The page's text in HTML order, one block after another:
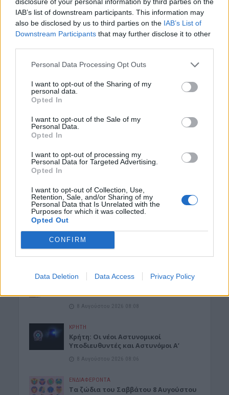
IAB’s list of downstream participants. This information may
also be disclosed by us to third parties on the IAB’s List of
Downstream Participants that may further disclose it to other
Personal Data Processing Opt Outs
I want to opt-out of the Sharing of my
personal data.
Opted In
I want to opt-out of the Sale of my
Personal Data.
Opted In
I want to opt-out of processing my
Personal Data for Targeted Advertising.
Opted In
I want to opt-out of Collection, Use,
Retention, Sale, and/or Sharing of my
Personal Data that Is Unrelated with the
Purposes for which it was collected.
Opted Out
CONFIRM
Data Deletion Data Access Privacy Policy
Kίσαμος: Κρητική βραδιά με τον Νίκο
Ζωιδάκη στα Τοπόλια
8 Αυγούστου 2026 08:25
Γωνιάς
Δεκαπενταύγουστου: Συνταγές με
γεύση καλοκαιριού
ΜΑΤΙΕΣ ΣΤΟ ΠΑΡΕΛΘΟΝ
και γιλέκο χειμώνα καλοκαίρι!
8 Αυγούστου 2026 08:14
Κρήτη: O καιρός του Σαββάτου 8
Αυγούστου
ΕΝΔΙΑΦΕΡΟΝΤΑ
να ανησυχήσουμε
8 Αυγούστου 2026 08:08
ΚΡΗΤΗ
Κρήτη: Οι νέοι Αστυνομικοί
Υποδιευθυντές και Αστυνόμοι Α’
8 Αυγούστου 2026 08:06
ΕΝΔΙΑΦΕΡΟΝΤΑ
Tα ζώδια του Σαββάτου 8 Αυγούστου